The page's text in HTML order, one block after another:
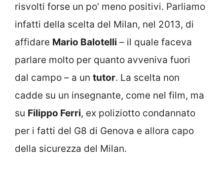
risvolti forse un po’ meno positivi. Parliamo
infatti della scelta del Milan, nel 2013, di
affidare Mario Balotelli – il quale faceva
parlare molto per quanto avveniva fuori
dal campo – a un tutor. La scelta non
cadde su un insegnante, come nel film, ma
su Filippo Ferri, ex poliziotto condannato
per i fatti del G8 di Genova e allora capo
della sicurezza del Milan.